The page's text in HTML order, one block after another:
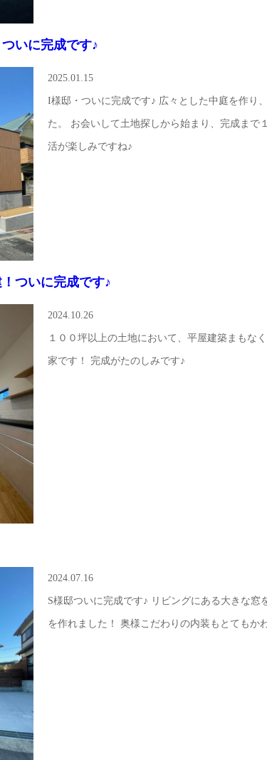
いに完成です♪
2025.01.15
I様邸・ついに完成です♪ 広々とした中庭を作り
た。 お会いして土地探しから始まり、完成まで
活が楽しみですね♪
ついに完成です♪
2024.10.26
１００坪以上の土地において、平屋建築まもな
家です！ 完成がたのしみです♪
2024.07.16
S様邸ついに完成です♪ リビングにある大きな
を作れました！ 奥様こだわりの内装もとてもか